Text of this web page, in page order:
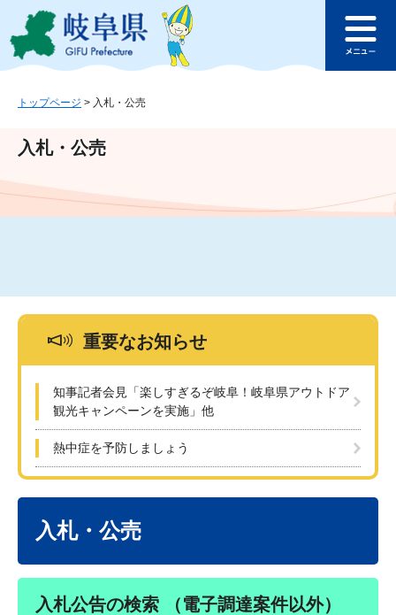
ジ
ュ
文
このページの本文へ
ュ
トップページ > 入札・公売
入札・公売
重要なお知らせ
知事記者会見「楽しすぎるぞ岐阜！岐阜県アウトドア
観光キャンペーンを実施」他
熱中症を予防しましょう
入札・公売
入札公告の検索 （電子調達案件以外）